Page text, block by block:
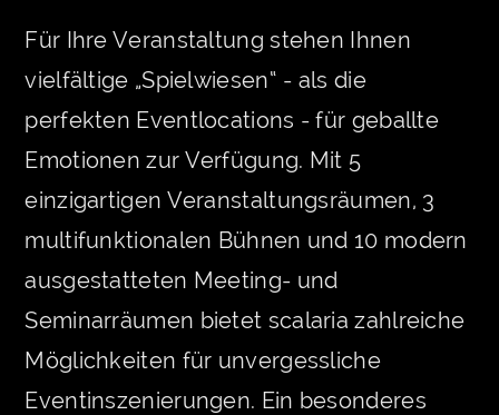
Für Ihre Veranstaltung stehen Ihnen
vielfältige „Spielwiesen“ - als die
perfekten Eventlocations - für geballte
Emotionen zur Verfügung. Mit 5
einzigartigen Veranstaltungsräumen, 3
multifunktionalen Bühnen und 10 modern
ausgestatteten Meeting- und
Seminarräumen bietet scalaria zahlreiche
Möglichkeiten für unvergessliche
Eventinszenierungen. Ein besonderes